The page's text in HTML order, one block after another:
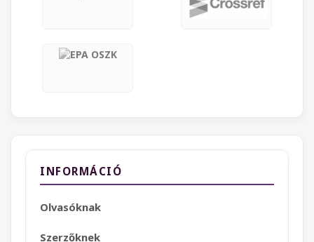
INFORMÁCIÓ
Olvasóknak
Szerzőknek